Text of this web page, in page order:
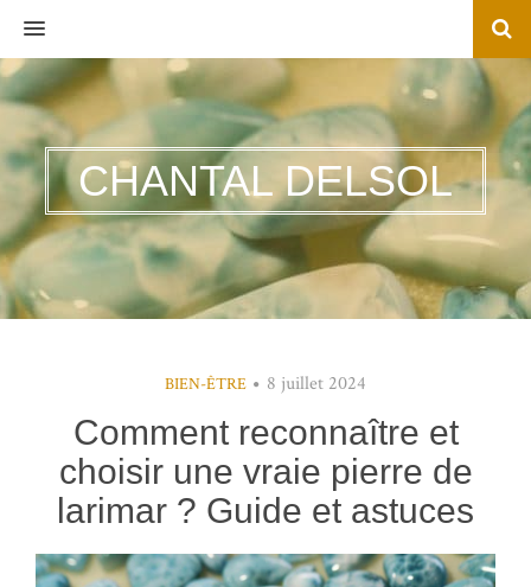
MENU
CHANTAL DELSOL
BIEN-ÊTRE 8 juillet 2024
Comment reconnaître et
choisir une vraie pierre de
larimar ? Guide et astuces